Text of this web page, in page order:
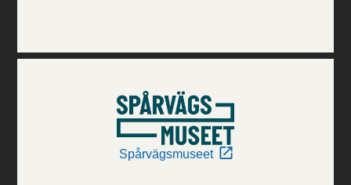
Spårvägsmuseet